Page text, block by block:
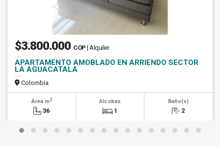
$3.800.000 COP | Alquiler
APARTAMENTO AMOBLADO EN ARRIENDO SECTOR
LA AGUACATALA
Colombia
Área m2
36
Alcobas
1
Baño(s)
2